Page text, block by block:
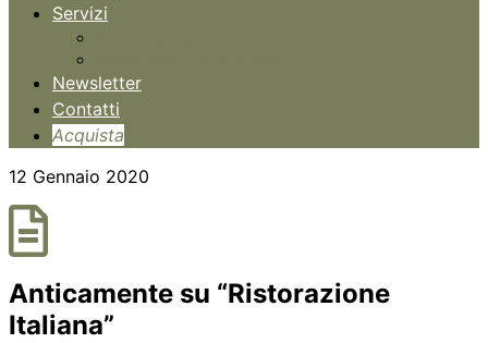
Servizi
Newsletter
Contatti
Acquista
12 Gennaio 2020
Anticamente su “Ristorazione
Italiana”